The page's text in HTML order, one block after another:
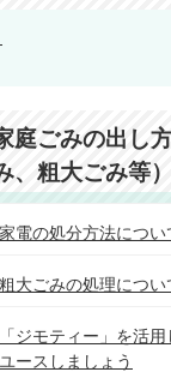
庭ごみの出し
、粗大ごみ等）
家電の処分方法につい
粗大ごみの処理につい
「ジモティー」を活
ユースしましょう